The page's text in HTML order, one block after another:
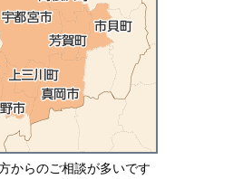
からのご相談が多いです